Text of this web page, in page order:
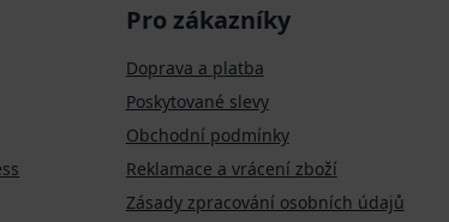
Pro zákazníky
Doprava a platba
Poskytované slevy
Obchodní podmínky
Reklamace a vrácení zboží
Zásady zpracování osobních údajů